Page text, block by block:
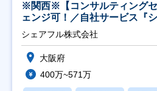
※関西※【コンサルティング
ェンジ可！／自社サービス『
シェアフル株式会社
大阪府
400万~571万